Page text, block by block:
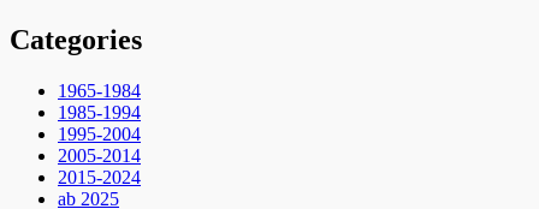
Categories
1965-1984
1985-1994
1995-2004
2005-2014
2015-2024
ab 2025